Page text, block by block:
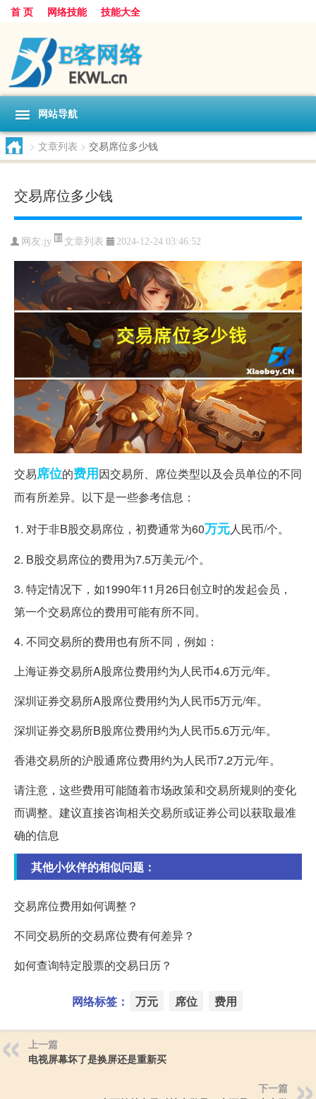
首 页 网络技能 技能大全
网站导航
> 文章列表 > 交易席位多少钱
交易席位多少钱
网友:jy 文章列表 2024-12-24 03:46:52
交易席位的费用因交易所、席位类型以及会员单位的不同
而有所差异。以下是一些参考信息：
1. 对于非B股交易席位，初费通常为60万元人民币/个。
2. B股交易席位的费用为7.5万美元/个。
3. 特定情况下，如1990年11月26日创立时的发起会员，
第一个交易席位的费用可能有所不同。
4. 不同交易所的费用也有所不同，例如：
上海证券交易所A股席位费用约为人民币4.6万元/年。
深圳证券交易所A股席位费用约为人民币5万元/年。
深圳证券交易所B股席位费用约为人民币5.6万元/年。
香港交易所的沪股通席位费用约为人民币7.2万元/年。
请注意，这些费用可能随着市场政策和交易所规则的变化
而调整。建议直接咨询相关交易所或证券公司以获取最准
确的信息
其他小伙伴的相似问题：
交易席位费用如何调整？
不同交易所的交易席位费有何差异？
如何查询特定股票的交易日历？
网络标签： 万元 席位 费用
上一篇
电视屏幕坏了是换屏还是重新买
下一篇